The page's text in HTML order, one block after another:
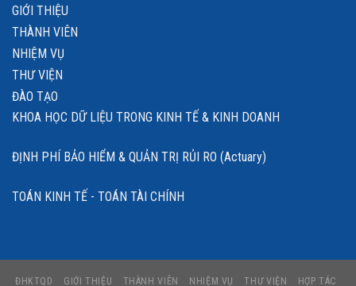
GIỚI THIỆU
THÀNH VIÊN
NHIỆM VỤ
THƯ VIỆN
ĐÀO TẠO
KHOA HỌC DỮ LIỆU TRONG KINH TẾ & KINH DOANH
ĐỊNH PHÍ BẢO HIỂM & QUẢN TRỊ RỦI RO (Actuary)
TOÁN KINH TẾ - TOÁN TÀI CHÍNH
ĐHKTQD GIỚI THIỆU THÀNH VIÊN NHIỆM VỤ THƯ VIỆN HỢP TÁC